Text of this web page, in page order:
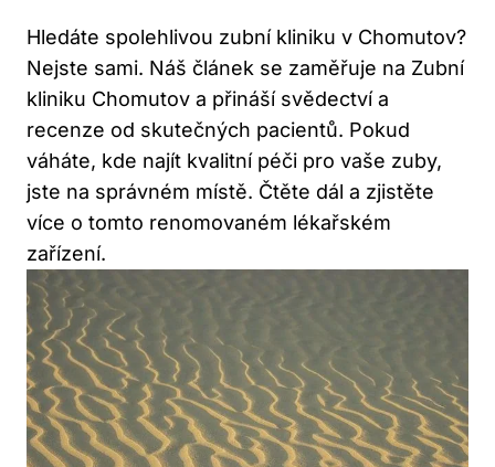
Hledáte spolehlivou zubní kliniku v Chomutov?
Nejste sami. Náš článek se zaměřuje na Zubní
kliniku Chomutov a přináší svědectví a
recenze od skutečných pacientů. Pokud
váháte, kde najít kvalitní péči pro vaše zuby,
jste na správném místě. Čtěte dál a zjistěte
více o tomto renomovaném lékařském
zařízení.